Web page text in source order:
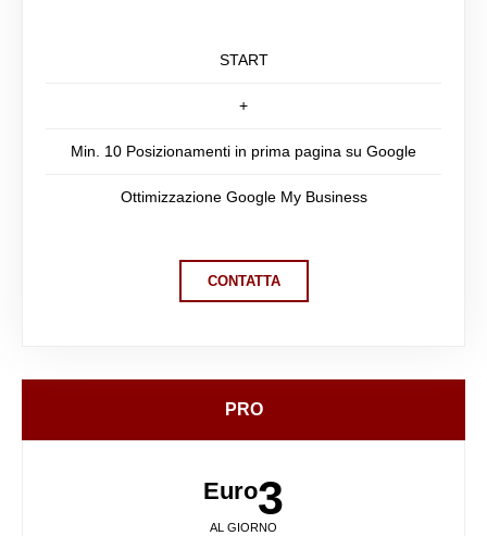
START
+
Min. 10 Posizionamenti in prima pagina su Google
Ottimizzazione Google My Business
CONTATTA
PRO
Euro3
AL GIORNO